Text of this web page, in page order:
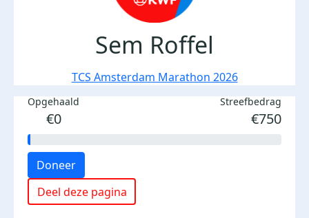
Sem Roffel
TCS Amsterdam Marathon 2026
Opgehaald
€0
Streefbedrag
€750
Doneer
Deel deze pagina